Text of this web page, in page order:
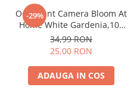
-29%
Odorizant Camera Bloom At
Home White Gardenia,100
ml
34,99 RON
25,00 RON
ADAUGA IN COS